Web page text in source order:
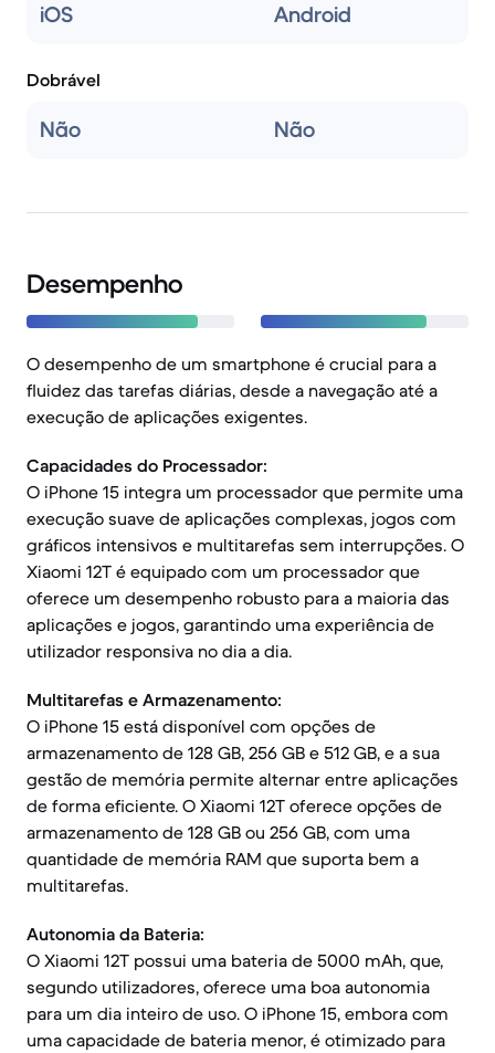
iOS Android
Dobrável
Não Não
Desempenho
O desempenho de um smartphone é crucial para a
fluidez das tarefas diárias, desde a navegação até a
execução de aplicações exigentes.
Capacidades do Processador:
O iPhone 15 integra um processador que permite uma
execução suave de aplicações complexas, jogos com
gráficos intensivos e multitarefas sem interrupções. O
Xiaomi 12T é equipado com um processador que
oferece um desempenho robusto para a maioria das
aplicações e jogos, garantindo uma experiência de
utilizador responsiva no dia a dia.
Multitarefas e Armazenamento:
O iPhone 15 está disponível com opções de
armazenamento de 128 GB, 256 GB e 512 GB, e a sua
gestão de memória permite alternar entre aplicações
de forma eficiente. O Xiaomi 12T oferece opções de
armazenamento de 128 GB ou 256 GB, com uma
quantidade de memória RAM que suporta bem a
multitarefas.
Autonomia da Bateria:
O Xiaomi 12T possui uma bateria de 5000 mAh, que,
segundo utilizadores, oferece uma boa autonomia
para um dia inteiro de uso. O iPhone 15, embora com
uma capacidade de bateria menor, é otimizado para